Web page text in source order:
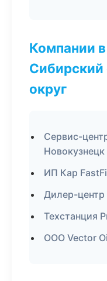
Компании
округ
Сервис-
Новокузнецк
ИП Кар
Дилер-
Техстанция
ООО Vector